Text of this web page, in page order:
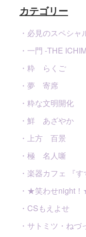
カテゴリー
・必見のスペシャ
・一門 -THE
・粋 らくご
・夢 寄席
・粋な文明開化
・鮮 あざやか
・上方 百景
・極 名人噺
・楽器カフェ 『す
・★笑わせnight
・CSもえよせ
・サトミツ・ね